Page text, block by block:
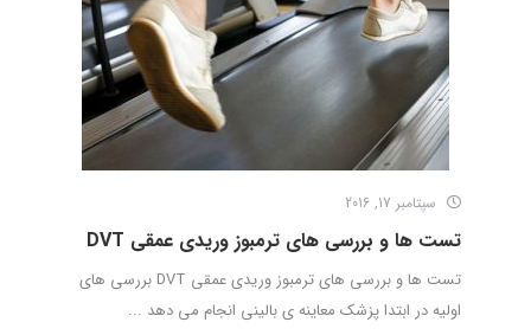
سپتامبر 17, 2016
تست ها و بررسی های ترمبوز وریدی عمقی DVT
تست ها و بررسی های ترمبوز وریدی عمقی DVT بررسی های
اولیه در ابتدا پزشک معاینه ی بالینی انجام می دهد ...